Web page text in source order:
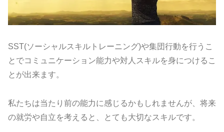
SST(ソーシャルスキルトレーニング)や集団行動を行うこ
とでコミュニケーション能力や対人スキルを身につけるこ
とが出来ます。
私たちは当たり前の能力に感じるかもしれませんが、 将来
の就労や自立を考えると、とても大切なスキルです。